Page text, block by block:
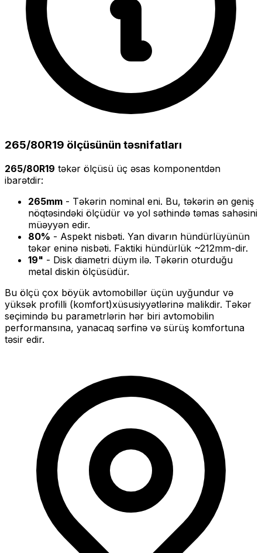
265/80R19 ölçüsünün təsnifatları
265/80R19 təkər ölçüsü üç əsas komponentdən
ibarətdir:
265mm - Təkərin nominal eni. Bu, təkərin ən geniş
nöqtəsindəki ölçüdür və yol səthində təmas sahəsini
müəyyən edir.
80% - Aspekt nisbəti. Yan divarın hündürlüyünün
təkər eninə nisbəti. Faktiki hündürlük ~212mm-dir.
19" - Disk diametri düym ilə. Təkərin oturduğu
metal diskin ölçüsüdür.
Bu ölçü çox böyük avtomobillər üçün uyğundur və
yüksək profilli (komfort)xüsusiyyətlərinə malikdir. Təkər
seçimində bu parametrlərin hər biri avtomobilin
performansına, yanacaq sərfinə və sürüş komfortuna
təsir edir.